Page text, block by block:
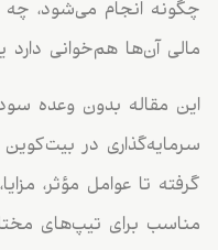
چگونه انجام می‌شود، چه
مالی آن‌ها هم‌خوانی دارد
این مقاله بدون وعده
سرمایه‌گذاری در
گرفته تا عوامل مؤثر،
مناسب برای تیپ‌های